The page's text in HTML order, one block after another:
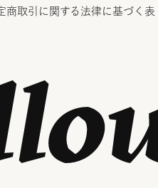
商取引に関する法律に基づく表